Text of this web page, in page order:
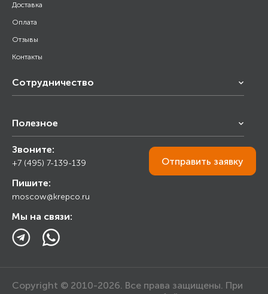
Доставка
Оплата
Отзывы
Контакты
Сотрудничество
Снабжение строительства
Торговым организациям
Полезное
Калькулятор
Прайс лист
Ответы на вопросы
Блог
Звоните:
+7 (495) 7-139-139
Пишите:
moscow@krepco.ru
Мы на связи:
Отправить заявку
Copyright © 2010-2026. Все права защищены. При